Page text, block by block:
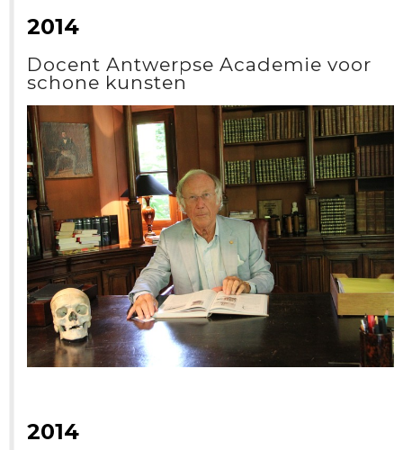
2014
Docent Antwerpse Academie voor
schone kunsten
2014